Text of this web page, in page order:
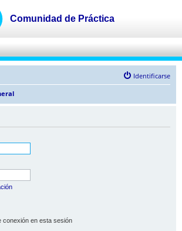
Identificarse
conexión en esta sesión